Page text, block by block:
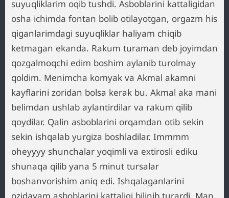
suyuqliklarim oqib tushdi. Asboblarini kattaligidan
osha ichimda fontan bolib otilayotgan, orgazm his
qiganlarimdagi suyuqliklar haliyam chiqib
ketmagan ekanda. Rakum turaman deb joyimdan
qozgalmoqchi edim boshim aylanib turolmay
qoldim. Menimcha komyak va Akmal akamni
kayflarini zoridan bolsa kerak bu. Akmal aka mani
belimdan ushlab aylantirdilar va rakum qilib
qoydilar. Qalin asboblarini orqamdan otib sekin
sekin ishqalab yurgiza boshladilar. Immmm
oheyyyy shunchalar yoqimli va extirosli ediku
shunaqa qilib yana 5 minut tursalar
boshanvorishim aniq edi. Ishqalaganlarini